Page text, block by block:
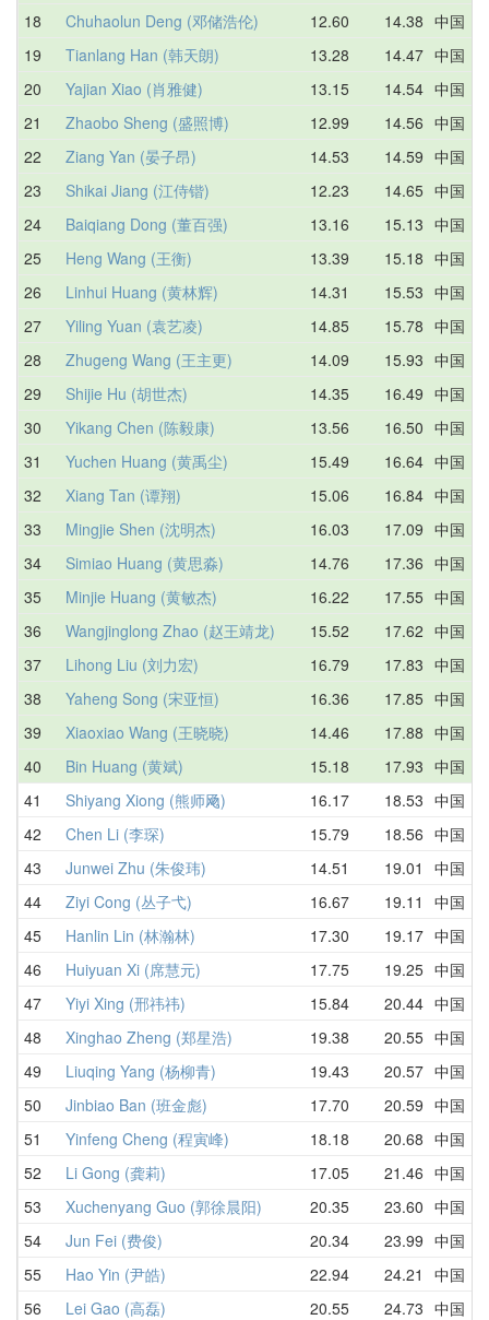
18 Chuhaolun Deng (邓储浩伦) 12.60 14.38 中国
19 Tianlang Han (韩天朗) 13.28 14.47 中国
20 Yajian Xiao (肖雅健) 13.15 14.54 中国
21 Zhaobo Sheng (盛照博) 12.99 14.56 中国
22 Ziang Yan (晏子昂) 14.53 14.59 中国
23 Shikai Jiang (江侍锴) 12.23 14.65 中国
24 Baiqiang Dong (董百强) 13.16 15.13 中国
25 Heng Wang (王衡) 13.39 15.18 中国
26 Linhui Huang (黄林辉) 14.31 15.53 中国
27 Yiling Yuan (袁艺凌) 14.85 15.78 中国
28 Zhugeng Wang (王主更) 14.09 15.93 中国
29 Shijie Hu (胡世杰) 14.35 16.49 中国
30 Yikang Chen (陈毅康) 13.56 16.50 中国
31 Yuchen Huang (黄禹尘) 15.49 16.64 中国
32 Xiang Tan (谭翔) 15.06 16.84 中国
33 Mingjie Shen (沈明杰) 16.03 17.09 中国
34 Simiao Huang (黄思淼) 14.76 17.36 中国
35 Minjie Huang (黄敏杰) 16.22 17.55 中国
36 Wangjinglong Zhao (赵王靖龙) 15.52 17.62 中国
37 Lihong Liu (刘力宏) 16.79 17.83 中国
38 Yaheng Song (宋亚恒) 16.36 17.85 中国
39 Xiaoxiao Wang (王晓晓) 14.46 17.88 中国
40 Bin Huang (黄斌) 15.18 17.93 中国
41 Shiyang Xiong (熊师飏) 16.17 18.53 中国
42 Chen Li (李琛) 15.79 18.56 中国
43 Junwei Zhu (朱俊玮) 14.51 19.01 中国
44 Ziyi Cong (丛子弋) 16.67 19.11 中国
45 Hanlin Lin (林瀚林) 17.30 19.17 中国
46 Huiyuan Xi (席慧元) 17.75 19.25 中国
47 Yiyi Xing (邢祎祎) 15.84 20.44 中国
48 Xinghao Zheng (郑星浩) 19.38 20.55 中国
49 Liuqing Yang (杨柳青) 19.43 20.57 中国
50 Jinbiao Ban (班金彪) 17.70 20.59 中国
51 Yinfeng Cheng (程寅峰) 18.18 20.68 中国
52 Li Gong (龚莉) 17.05 21.46 中国
53 Xuchenyang Guo (郭徐晨阳) 20.35 23.60 中国
54 Jun Fei (费俊) 20.34 23.99 中国
55 Hao Yin (尹皓) 22.94 24.21 中国
56 Lei Gao (高磊) 20.55 24.73 中国